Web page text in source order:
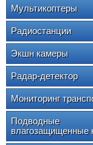
Мультикоптеры
Радиостанции
Экшн камеры
Радар-детектор
Мониторинг
Подводные
влагозащищенные